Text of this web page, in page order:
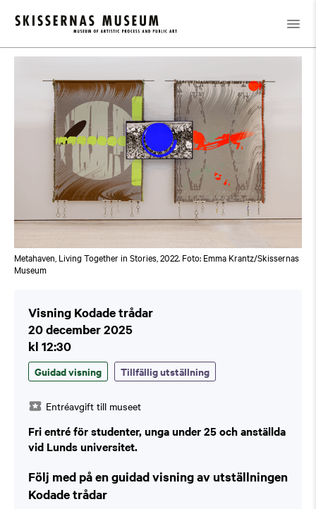
Kalender / Visning Kodade trådar
Metahaven, Living Together in Stories, 2022. Foto: Emma Krantz/Skissernas
Museum
Visning Kodade trådar
20 december 2025
kl 12:30
Guidad visning Tillfällig utställning
Entréavgift till museet
Fri entré för studenter, unga under 25 och anställda
vid Lunds universitet.
Följ med på en guidad visning av utställningen
Kodade trådar